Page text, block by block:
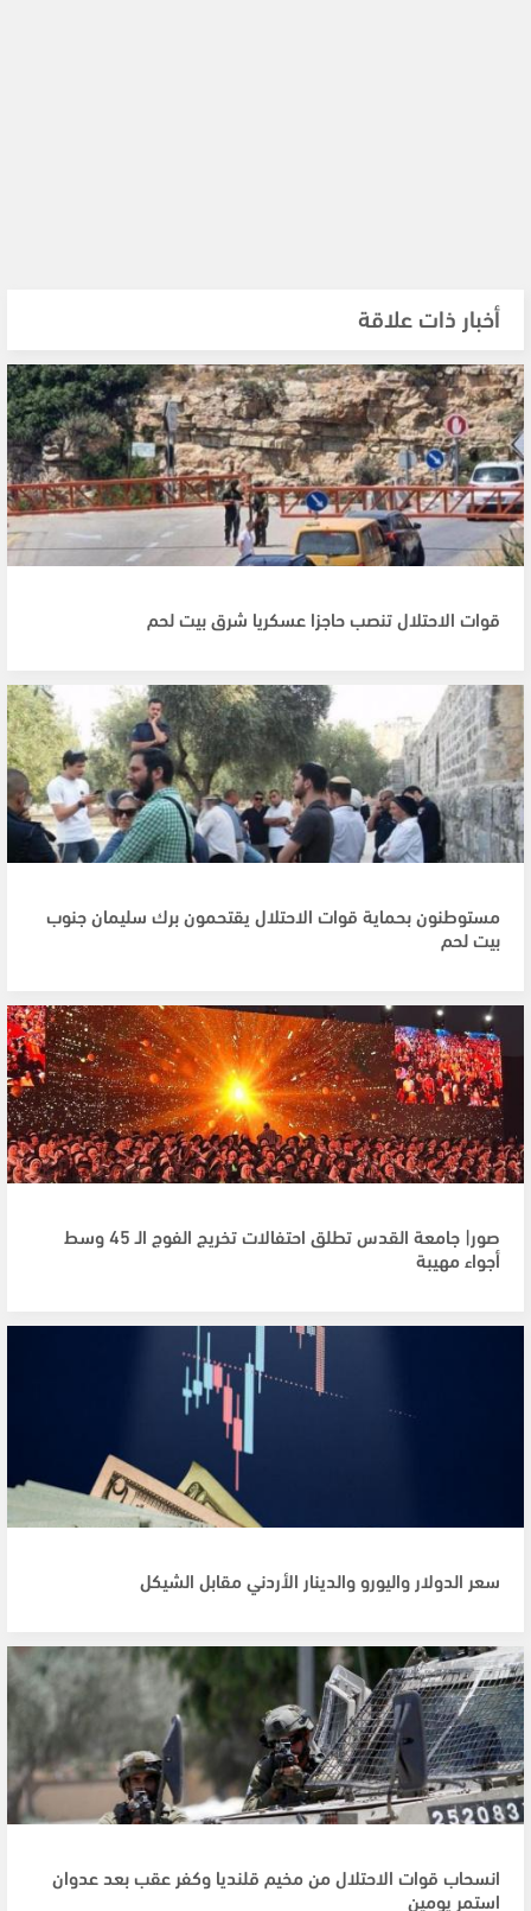
أخبار ذات علاقة
قوات الاحتلال تنصب حاجزا عسكريا شرق بيت لحم
مستوطنون بحماية قوات الاحتلال يقتحمون برك سليمان جنوب
بيت لحم
صور| جامعة القدس تطلق احتفالات تخريج الفوج الـ 45 وسط
أجواء مهيبة
سعر الدولار واليورو والدينار الأردني مقابل الشيكل
انسحاب قوات الاحتلال من مخيم قلنديا وكفر عقب بعد عدوان
استمر يومين